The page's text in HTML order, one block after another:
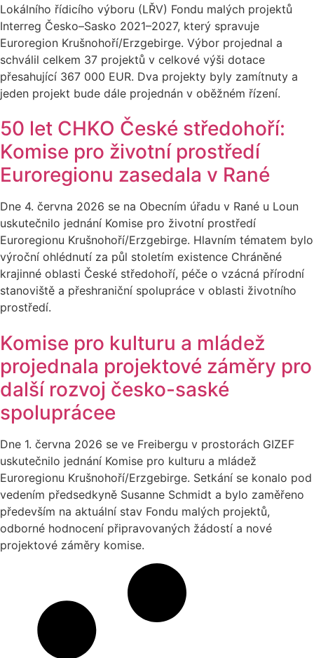
Lokálního řídicího výboru (LŘV) Fondu malých projektů
Interreg Česko–Sasko 2021–2027, který spravuje
Euroregion Krušnohoří/Erzgebirge. Výbor projednal a
schválil celkem 37 projektů v celkové výši dotace
přesahující 367 000 EUR. Dva projekty byly zamítnuty a
jeden projekt bude dále projednán v oběžném řízení.
50 let CHKO České středohoří:
Komise pro životní prostředí
Euroregionu zasedala v Rané
Dne 4. června 2026 se na Obecním úřadu v Rané u Loun
uskutečnilo jednání Komise pro životní prostředí
Euroregionu Krušnohoří/Erzgebirge. Hlavním tématem bylo
výroční ohlédnutí za půl stoletím existence Chráněné
krajinné oblasti České středohoří, péče o vzácná přírodní
stanoviště a přeshraniční spolupráce v oblasti životního
prostředí.
Komise pro kulturu a mládež
projednala projektové záměry pro
další rozvoj česko-saské
spoluprácee
Dne 1. června 2026 se ve Freibergu v prostorách GIZEF
uskutečnilo jednání Komise pro kulturu a mládež
Euroregionu Krušnohoří/Erzgebirge. Setkání se konalo pod
vedením předsedkyně Susanne Schmidt a bylo zaměřeno
především na aktuální stav Fondu malých projektů,
odborné hodnocení připravovaných žádostí a nové
projektové záměry komise.